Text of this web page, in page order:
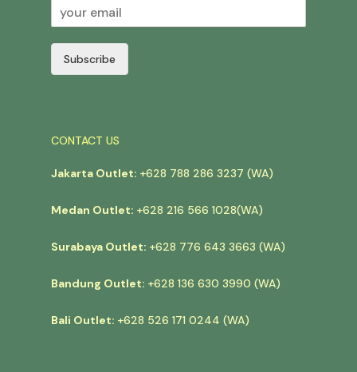
Subscribe
CONTACT US
Jakarta Outlet: +628 788 286 3237 (WA)
Medan Outlet: +628 216 566 1028(WA)
Surabaya Outlet: +628 776 643 3663 (WA)
Bandung Outlet: +628 136 630 3990 (WA)
Bali Outlet: +628 526 171 0244 (WA)